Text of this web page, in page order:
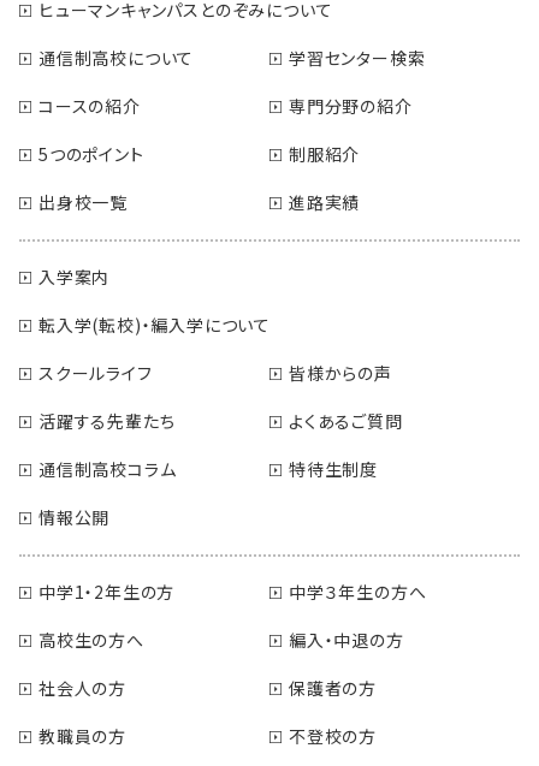
ヒューマンキャンパスとのぞみについて
通信制高校について
学習センター検索
コースの紹介
専門分野の紹介
5つのポイント
制服紹介
出身校一覧
進路実績
入学案内
転入学(転校)・編入学について
スクールライフ
皆様からの声
活躍する先輩たち
よくあるご質問
通信制高校コラム
特待生制度
情報公開
中学1・2年生の方
中学３年生の方へ
高校生の方へ
編入・中退の方
社会人の方
保護者の方
教職員の方
不登校の方